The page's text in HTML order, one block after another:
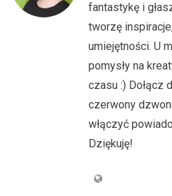
fantastykę i
tworzę
umiejętności. U
pomysły na
czasu :) Dołącz
czerwony
włączyć
Dziękuję!